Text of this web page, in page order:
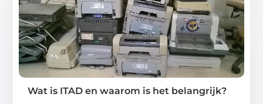
Wat is ITAD en waarom is het belangrijk?